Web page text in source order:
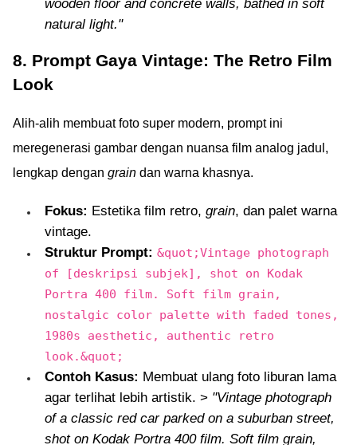
wooden floor and concrete walls, bathed in soft
natural light."
8. Prompt Gaya Vintage: The Retro Film
Look
Alih-alih membuat foto super modern, prompt ini
meregenerasi gambar dengan nuansa film analog jadul,
lengkap dengan grain dan warna khasnya.
Fokus: Estetika film retro, grain, dan palet warna
vintage.
Struktur Prompt: &quot;Vintage photograph
of [deskripsi subjek], shot on Kodak
Portra 400 film. Soft film grain,
nostalgic color palette with faded tones,
1980s aesthetic, authentic retro
look.&quot;
Contoh Kasus: Membuat ulang foto liburan lama
agar terlihat lebih artistik. > "Vintage photograph
of a classic red car parked on a suburban street,
shot on Kodak Portra 400 film. Soft film grain,